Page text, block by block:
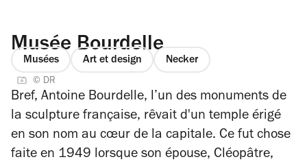
Musée Bourdelle
Musées Art et design Necker
© DR
Bref, Antoine Bourdelle, l’un des monuments de
la sculpture française, rêvait d'un temple érigé
en son nom au cœur de la capitale. Ce fut chose
faite en 1949 lorsque son épouse, Cléopâtre,